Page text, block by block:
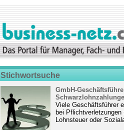
Stichwortsuche
GmbH-
Viele Geschäftsführer
bei
Lohnsteuer oder